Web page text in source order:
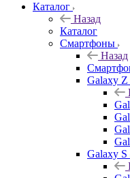
Каталог
Назад
Каталог
Смартфоны
Назад
Galaxy Z
Galaxy S